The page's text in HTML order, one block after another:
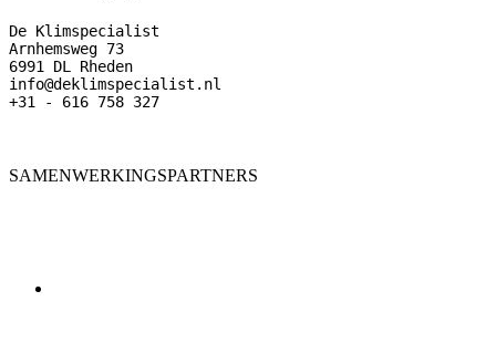
De Klimspecialist
Arnhemsweg 73
6991 DL Rheden
info@deklimspecialist.nl
+31 - 616 758 327
SAMENWERKINGSPARTNERS